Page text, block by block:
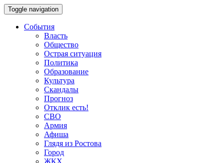
Toggle navigation
События
Власть
Общество
Острая ситуация
Политика
Образование
Культура
Скандалы
Прогноз
Отклик есть!
СВО
Армия
Афиша
Глядя из Ростова
Город
ЖКХ